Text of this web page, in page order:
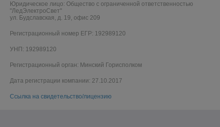
Юридическое лицо: Общество с ограниченной ответственностью
"ЛедЭлектроСвет"
ул. Будславская, д. 19, офис 209
Регистрационный номер ЕГР: 192989120
УНП: 192989120
Регистрационный орган: Минский Горисполком
Дата регистрации компании: 27.10.2017
Ссылка на свидетельство/лицензию